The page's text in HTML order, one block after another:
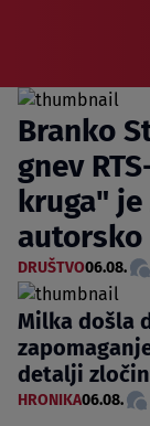
Branko
gnev
kruga"
autorsko
DRUŠTVO06.08.
Milka došla
detalji
HRONIKA06.08.